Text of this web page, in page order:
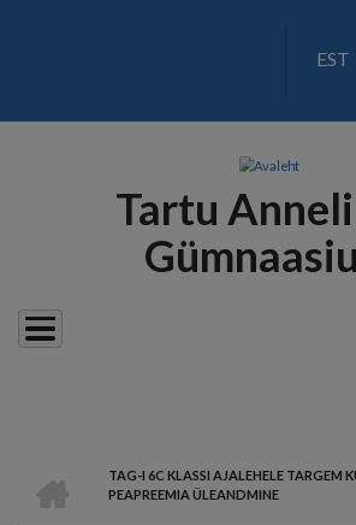
EST
Tartu
LEIVAPURU
TAG-I 6C KLASSI AJALEHELE TARGEM
PEAPREEMIA ÜLEANDMINE